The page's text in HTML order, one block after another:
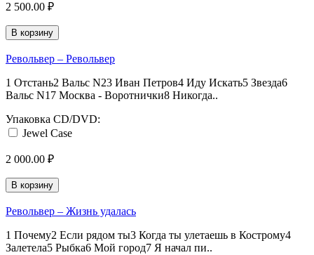
2 500.00 ₽
В корзину
Револьвер – Револьвер
1 Отстань2 Вальс N23 Иван Петров4 Иду Искать5 Звезда6
Вальс N17 Москва - Воротнички8 Никогда..
Упаковка CD/DVD:
Jewel Case
2 000.00 ₽
В корзину
Револьвер – Жизнь удалась
1 Почему2 Если рядом ты3 Когда ты улетаешь в Кострому4
Залетела5 Рыбка6 Мой город7 Я начал пи..